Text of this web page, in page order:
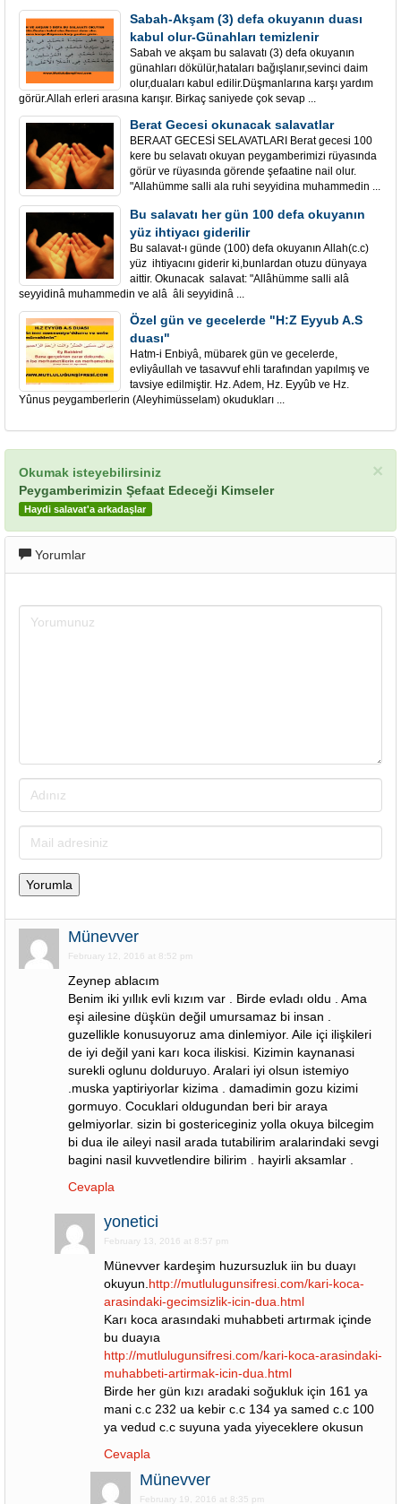
Sabah-Akşam (3) defa okuyanın duası
kabul olur-Günahları temizlenir
Sabah ve akşam bu salavatı (3) defa okuyanın
günahları dökülür,hataları bağışlanır,sevinci daim
olur,duaları kabul edilir.Düşmanlarına karşı yardım
görür.Allah erleri arasına karışır. Birkaç saniyede çok sevap ...
Berat Gecesi okunacak salavatlar
BERAAT GECESİ SELAVATLARI Berat gecesi 100
kere bu selavatı okuyan peygamberimizi rüyasında
görür ve rüyasında görende şefaatine nail olur.
"Allahümme salli ala ruhi seyyidina muhammedin ...
Bu salavatı her gün 100 defa okuyanın
yüz ihtiyacı giderilir
Bu salavat-ı günde (100) defa okuyanın Allah(c.c)
yüz ihtiyacını giderir ki,bunlardan otuzu dünyaya
aittir. Okunacak salavat: "Allâhümme salli alâ
seyyidinâ muhammedin ve alâ âli seyyidinâ ...
Özel gün ve gecelerde "H:Z Eyyub A.S
duası"
Hatm-i Enbiyâ, mübarek gün ve gecelerde,
evliyâullah ve tasavvuf ehli tarafından yapılmış ve
tavsiye edilmiştir. Hz. Adem, Hz. Eyyûb ve Hz.
Yûnus peygamberlerin (Aleyhimüsselam) okudukları ...
×
Okumak isteyebilirsiniz
Peygamberimizin Şefaat Edeceği Kimseler
Haydi salavat'a arkadaşlar
Yorumlar
Münevver
February 12, 2016 at 8:52 pm
Zeynep ablacım
Benim iki yıllık evli kızım var . Birde evladı oldu . Ama
eşi ailesine düşkün değil umursamaz bi insan .
guzellikle konusuyoruz ama dinlemiyor. Aile içi ilişkileri
de iyi değil yani karı koca iliskisi. Kizimin kaynanasi
surekli oglunu dolduruyo. Aralari iyi olsun istemiyo
.muska yaptiriyorlar kizima . damadimin gozu kizimi
gormuyo. Cocuklari oldugundan beri bir araya
gelmiyorlar. sizin bi gostericeginiz yolla okuya bilcegim
bi dua ile aileyi nasil arada tutabilirim aralarindaki sevgi
bagini nasil kuvvetlendire bilirim . hayirli aksamlar .
Cevapla
yonetici
February 13, 2016 at 8:57 pm
Münevver kardeşim huzursuzluk iin bu duayı
okuyun. http://mutlulugunsifresi.com/kari-koca-
arasindaki-gecimsizlik-icin-dua.html
Karı koca arasındaki muhabbeti artırmak içinde
bu duayıa
http://mutlulugunsifresi.com/kari-koca-arasindaki-
muhabbeti-artirmak-icin-dua.html
Birde her gün kızı aradaki soğukluk için 161 ya
mani c.c 232 ua kebir c.c 134 ya samed c.c 100
ya vedud c.c suyuna yada yiyeceklere okusun
Cevapla
Münevver
February 19, 2016 at 8:35 pm